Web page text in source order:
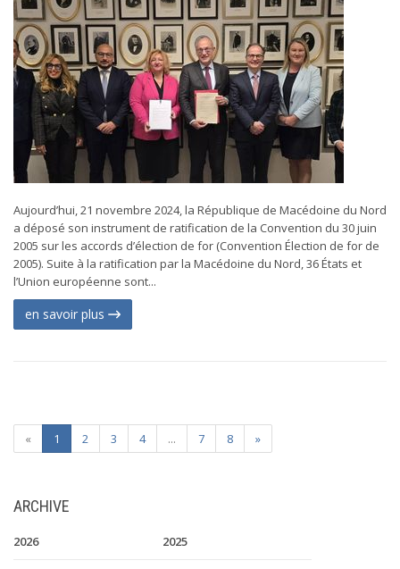
Aujourd’hui, 21 novembre 2024, la République de Macédoine du Nord
a déposé son instrument de ratification de la Convention du 30 juin
2005 sur les accords d’élection de for (Convention Élection de for de
2005). Suite à la ratification par la Macédoine du Nord, 36 États et
l’Union européenne sont...
en savoir plus
« 1 2 3 4 ... 7 8 »
ARCHIVE
2026 2025